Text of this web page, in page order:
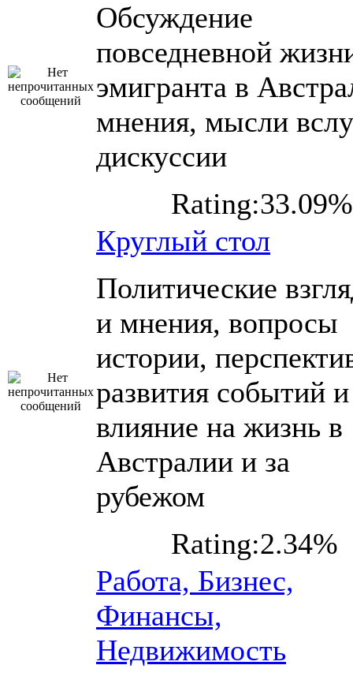
Обсуждение
повседневной
эмигранта в
мнения, мысли
дискуссии
Rating:33.09%
Круглый стол
Политические
и мнения, вопросы
истории,
развития событий
влияние на жизнь в
Австралии и за
рубежом
Rating:2.34%
Работа, Бизнес,
Финансы,
Недвижимость